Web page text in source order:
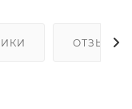
ОТЗЫВЫ